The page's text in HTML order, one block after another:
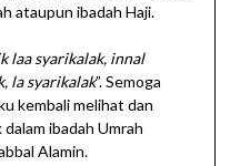
ataupun ibadah Haji.
laa syarikalak, innal
la syarikalak”. Semoga
kembali melihat dan
ibadah Umrah
Alamin.